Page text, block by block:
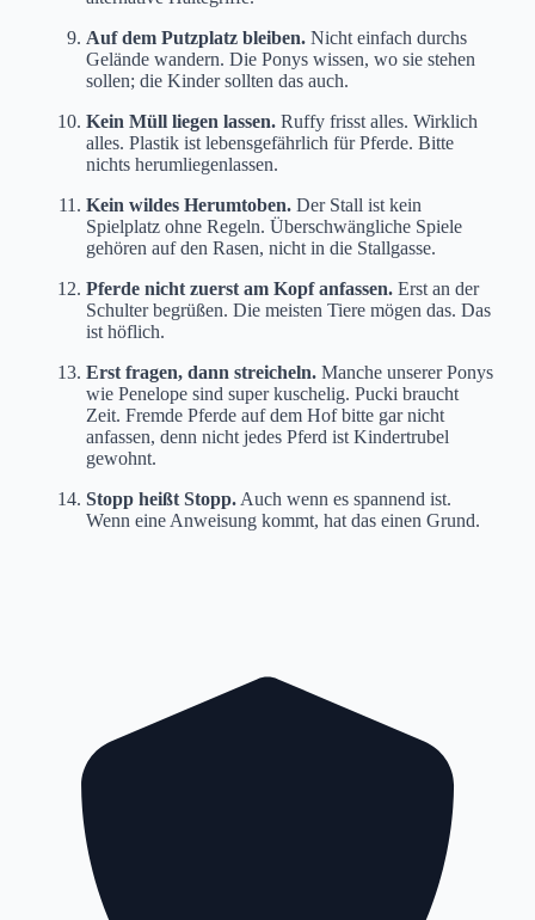
Auf dem Putzplatz bleiben. Nicht einfach durchs
Gelände wandern. Die Ponys wissen, wo sie stehen
sollen; die Kinder sollten das auch.
Kein Müll liegen lassen. Ruffy frisst alles. Wirklich
alles. Plastik ist lebensgefährlich für Pferde. Bitte
nichts herumliegenlassen.
Kein wildes Herumtoben. Der Stall ist kein
Spielplatz ohne Regeln. Überschwängliche Spiele
gehören auf den Rasen, nicht in die Stallgasse.
Pferde nicht zuerst am Kopf anfassen. Erst an der
Schulter begrüßen. Die meisten Tiere mögen das. Das
ist höflich.
Erst fragen, dann streicheln. Manche unserer Ponys
wie Penelope sind super kuschelig. Pucki braucht
Zeit. Fremde Pferde auf dem Hof bitte gar nicht
anfassen, denn nicht jedes Pferd ist Kindertrubel
gewohnt.
Stopp heißt Stopp. Auch wenn es spannend ist.
Wenn eine Anweisung kommt, hat das einen Grund.